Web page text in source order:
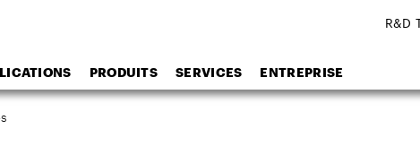
PRODUITS SERVICES ENTREPRISE
R&D